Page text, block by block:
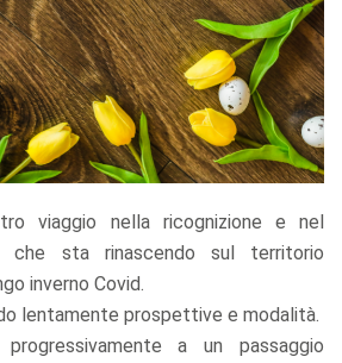
viaggio nella ricognizione e nel
che sta rinascendo sul territorio
inverno Covid.
lentamente prospettive e modalità.
a un passaggio